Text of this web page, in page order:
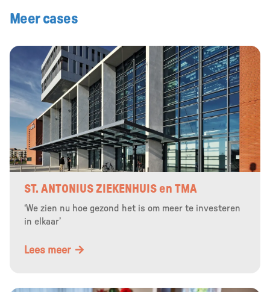
Meer cases
ST. ANTONIUS ZIEKENHUIS en TMA
‘We zien nu hoe gezond het is om meer te investeren
in elkaar’
Lees meer